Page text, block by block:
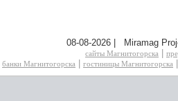
08-08-2026 | Miramag
сайты Магнитогорска
банки Магнитогорска
гостиницы Магнитогорска